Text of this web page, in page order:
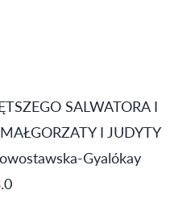
SALWATORA I
I JUDYTY
Gyalókay